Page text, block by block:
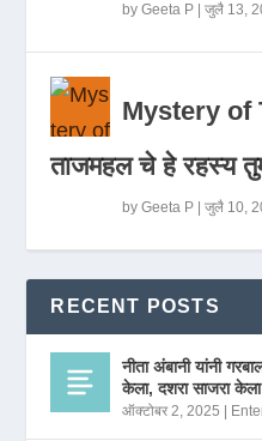
byGeeta P |जुलै 13,
Mystery of
ताजमहल चे हे रहस्य
byGeeta P |जुलै 10,
RECENT POSTS
नीता अंबानी यांनी
केला, दशरा साजरा केला
ऑक्टोबर 2, 2025